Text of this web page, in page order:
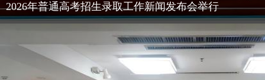
2026年普通高考招生录取工作新闻发布会举行